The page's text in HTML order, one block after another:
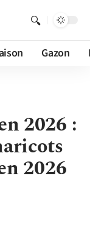
Gazon
2026 :
2026